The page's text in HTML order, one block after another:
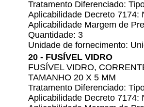
Tratamento Diferenciado:
Aplicabilidade Decreto 7174:
Aplicabilidade Margem de
Quantidade: 3
Unidade de fornecimento:
20 - FUSÍVEL VIDRO
FUSÍVEL VIDRO,
TAMANHO 20 X 5 MM
Tratamento Diferenciado:
Aplicabilidade Decreto 7174: